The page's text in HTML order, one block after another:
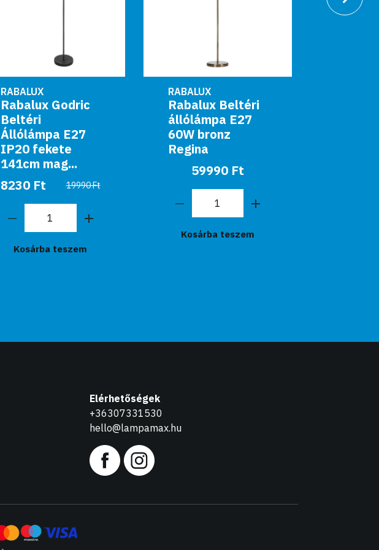
RABALUX
Rabalux Beltéri
állólámpa E27
60W bronz
Regina
59990 Ft
Kosárba teszem
RABALUX
Rabalux Xelira
Állólámpa
39990 Ft
Kosárba teszem
Elérhetőségek
+36307331530
hello@lampamax.hu